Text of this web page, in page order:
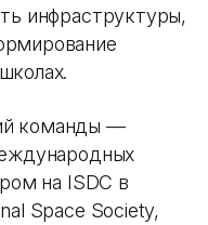
инфраструктуры,
команды —
на ISDC в
Space Society,